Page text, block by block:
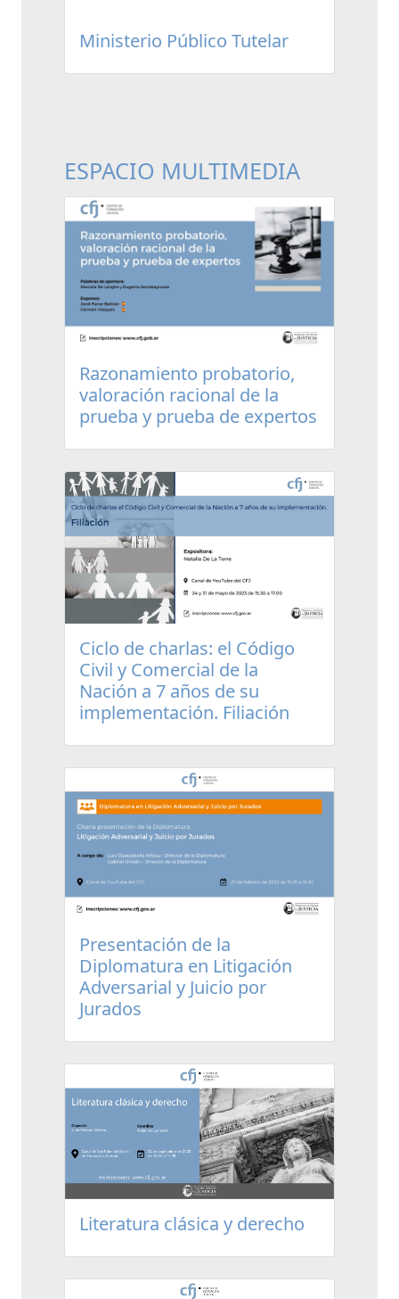
Ministerio Público Tutelar
ESPACIO MULTIMEDIA
Razonamiento probatorio,
valoración racional de la
prueba y prueba de expertos
Ciclo de charlas: el Código
Civil y Comercial de la
Nación a 7 años de su
implementación. Filiación
Presentación de la
Diplomatura en Litigación
Adversarial y Juicio por
Jurados
Literatura clásica y derecho